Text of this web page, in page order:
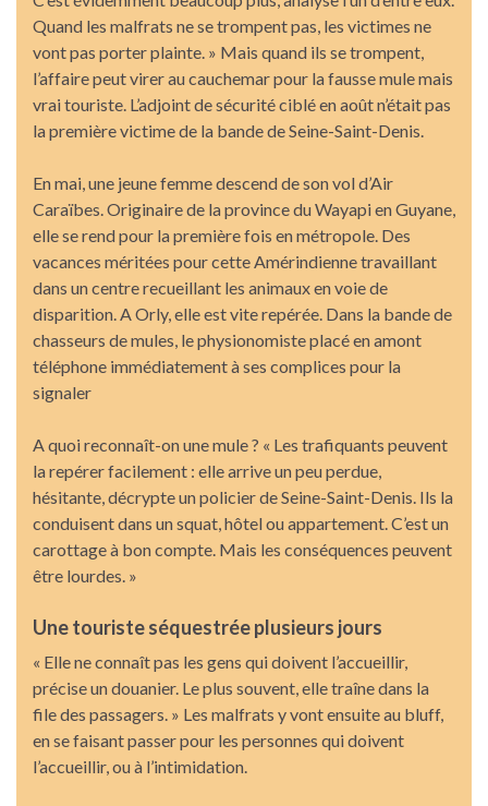
Quand les malfrats ne se trompent pas, les victimes ne
vont pas porter plainte. » Mais quand ils se trompent,
l’affaire peut virer au cauchemar pour la fausse mule mais
vrai touriste. L’adjoint de sécurité ciblé en août n’était pas
la première victime de la bande de Seine-Saint-Denis.
En mai, une jeune femme descend de son vol d’Air
Caraïbes. Originaire de la province du Wayapi en Guyane,
elle se rend pour la première fois en métropole. Des
vacances méritées pour cette Amérindienne travaillant
dans un centre recueillant les animaux en voie de
disparition. A Orly, elle est vite repérée. Dans la bande de
chasseurs de mules, le physionomiste placé en amont
téléphone immédiatement à ses complices pour la
signaler
A quoi reconnaît-on une mule ? « Les trafiquants peuvent
la repérer facilement : elle arrive un peu perdue,
hésitante, décrypte un policier de Seine-Saint-Denis. Ils la
conduisent dans un squat, hôtel ou appartement. C’est un
carottage à bon compte. Mais les conséquences peuvent
être lourdes. »
Une touriste séquestrée plusieurs jours
« Elle ne connaît pas les gens qui doivent l’accueillir,
précise un douanier. Le plus souvent, elle traîne dans la
file des passagers. » Les malfrats y vont ensuite au bluff,
en se faisant passer pour les personnes qui doivent
l’accueillir, ou à l’intimidation.